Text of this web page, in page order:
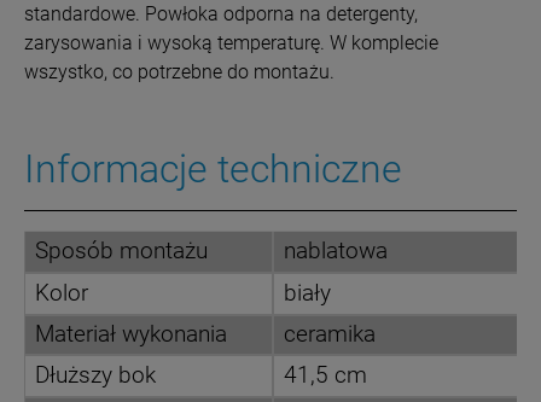
standardowe. Powłoka odporna na detergenty,
zarysowania i wysoką temperaturę. W komplecie
wszystko, co potrzebne do montażu.
Informacje techniczne
Sposób montażu
nablatowa
Kolor
biały
Materiał wykonania
ceramika
Dłuższy bok
41,5 cm